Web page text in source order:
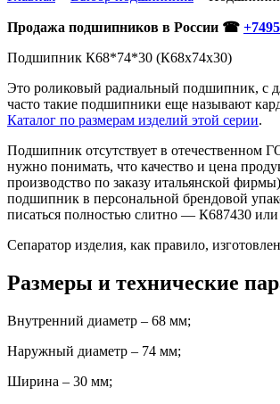
Продажа подшипников в России ☎
Подшипник К68*74*30 (К68х74х30)
Это роликовый радиальный подшипник, с
часто такие подшипники еще называют
Каталог по размерам изделий этой серии.
Подшипник отсутствует в отечественном
нужно понимать, что качество и цена
производство по заказу итальянской
подшипник в персональной брендовой
писаться полностью слитно — К687430
Сепаратор изделия, как правило,
Размеры и технические
Внутренний диаметр – 68 мм;
Наружный диаметр – 74 мм;
Ширина – 30 мм;